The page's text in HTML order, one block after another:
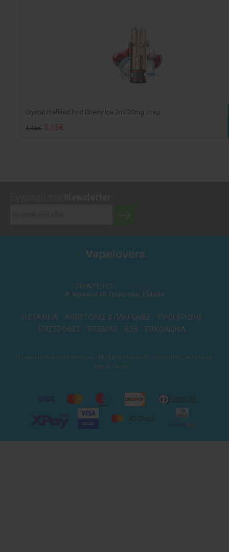
Crystal Prefilled Pod Cherry Ice 2ml 20mg 1τεμ
4,45€ 3,15€
ΠΑΡΑΓΓΕΛΙΕΣ:
Λ. Κηφισού 40, Περιστέρι, Ελλάδα
Η ΕΤΑΙΡΕΙΑ ΑΠΟΣΤΟΛΕΣ & ΠΛΗΡΩΜΕΣ
ΟΡΟΙ ΧΡΗΣΗΣ
ΕΠΙΣΤΡΟΦΕΣ
SITEMAP B2B ΕΠΙΚΟΙΝΩΝΙΑ
(c) vapelovers.gr by Sempos - All rights reserved - Υλοποίηση, φιλοξενία:
Hyper Center -